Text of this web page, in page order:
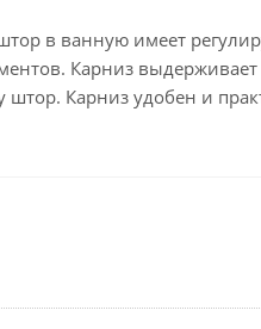
в ванную имеет
Карниз
Карниз удобен и